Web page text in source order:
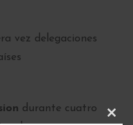
vez delegaciones
durante cuatro